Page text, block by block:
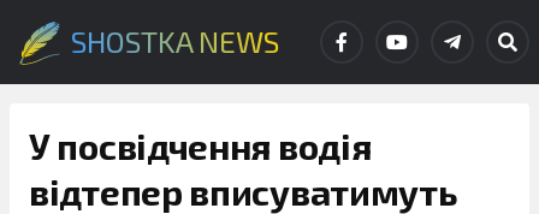
SHOSTKA NEWS
У посвідчення водія
відтепер вписуватимуть